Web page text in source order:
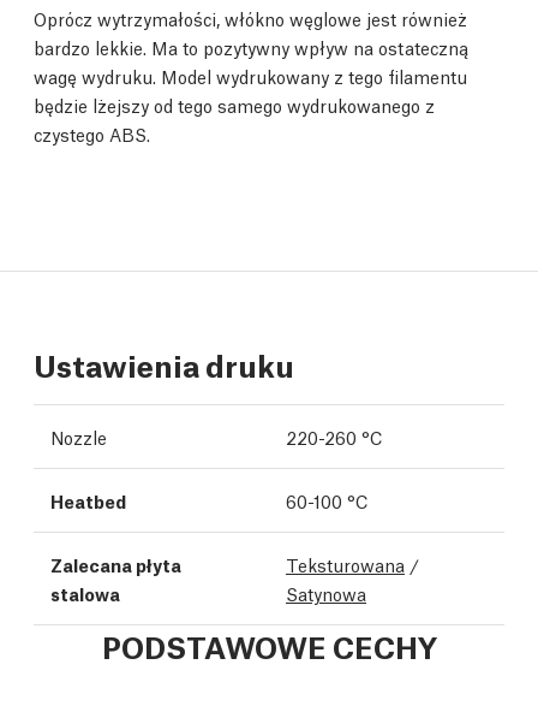
Oprócz wytrzymałości, włókno węglowe jest również
bardzo lekkie. Ma to pozytywny wpływ na ostateczną
wagę wydruku. Model wydrukowany z tego filamentu
będzie lżejszy od tego samego wydrukowanego z
czystego ABS.
Ustawienia druku
Nozzle 220-260 °C
Heatbed 60-100 °C
Zalecana płyta
stalowa
Teksturowana /
Satynowa
PODSTAWOWE CECHY